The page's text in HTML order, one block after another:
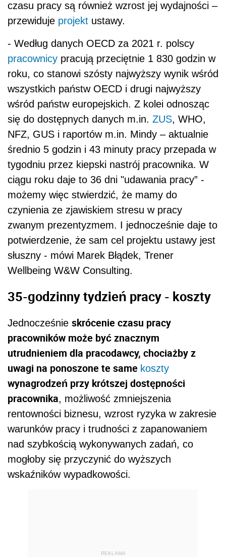
czasu pracy są również wzrost jej wydajności –
przewiduje projekt ustawy.
- Według danych OECD za 2021 r. polscy
pracownicy pracują przeciętnie 1 830 godzin w
roku, co stanowi szósty najwyższy wynik wśród
wszystkich państw OECD i drugi najwyższy
wśród państw europejskich. Z kolei odnosząc
się do dostępnych danych m.in. ZUS, WHO,
NFZ, GUS i raportów m.in. Mindy – aktualnie
średnio 5 godzin i 43 minuty pracy przepada w
tygodniu przez kiepski nastrój pracownika. W
ciągu roku daje to 36 dni "udawania pracy” -
możemy więc stwierdzić, że mamy do
czynienia ze zjawiskiem stresu w pracy
zwanym prezentyzmem. I jednocześnie daje to
potwierdzenie, że sam cel projektu ustawy jest
słuszny - mówi Marek Błądek, Trener
Wellbeing W&W Consulting.
35-godzinny tydzień pracy - koszty
Jednocześnie skrócenie czasu pracy
pracowników może być znacznym
utrudnieniem dla pracodawcy, chociażby z
uwagi na ponoszone te same koszty
wynagrodzeń przy krótszej dostępności
pracownika, możliwość zmniejszenia
rentowności biznesu, wzrost ryzyka w zakresie
warunków pracy i trudności z zapanowaniem
nad szybkością wykonywanych zadań, co
mogłoby się przyczynić do wyższych
wskaźników wypadkowości.
REKLAMA